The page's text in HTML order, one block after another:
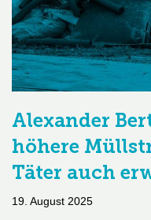
Alexander
höhere
Täter auch
19. August 2025